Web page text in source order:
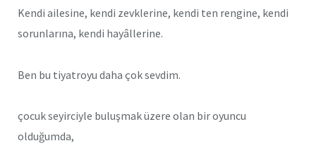
Kendi ailesine, kendi zevklerine, kendi ten rengine, kendi
sorunlarına, kendi hayâllerine.
Ben bu tiyatroyu daha çok sevdim.
çocuk seyirciyle buluşmak üzere olan bir oyuncu
olduğumda,